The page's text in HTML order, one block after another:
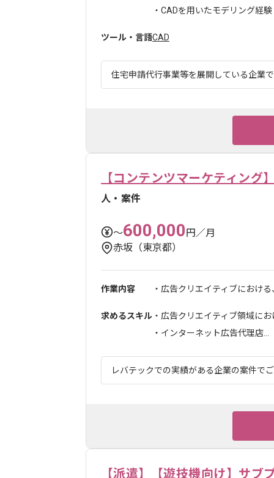
・CADを用いたモデリング経験
ツール・言語CAD
住宅申請代行事業等を展開している企業
【コンテンツマーケティング
人・案件
〜600,000円／月
赤坂（東京都）
作業内容 ・広告クリエイティブにおけ
求めるスキル ・広告クリエイティブ領域に
・インターネット広告代理店...
レバテックでの実績がある企業の案件で
【派遣】【遊技機向け】サブ